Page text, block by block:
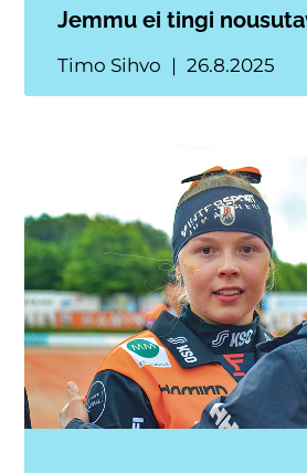
Jemmu ei tingi
Timo Sihvo 26.8.2025